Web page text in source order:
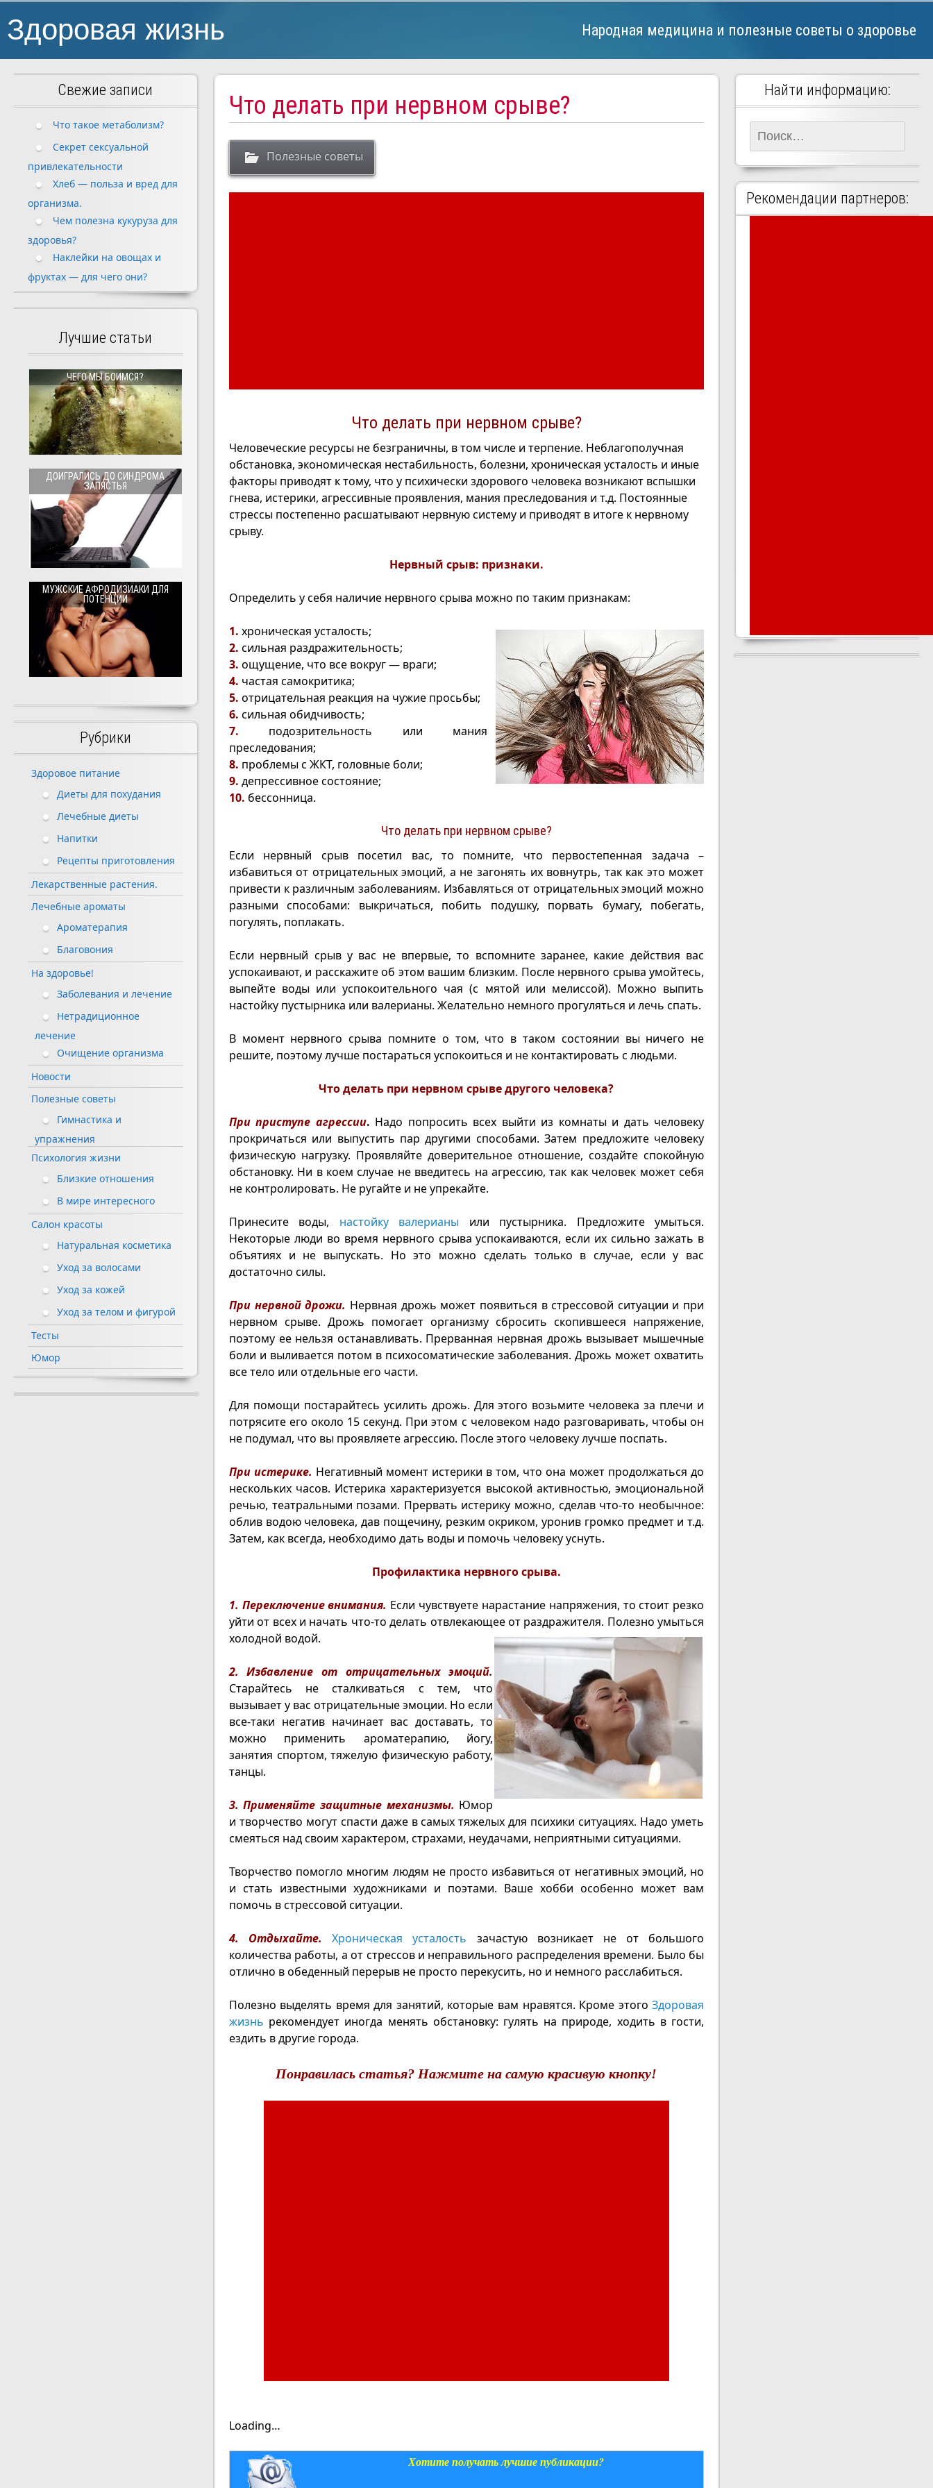
Здоровая жизнь Народная медицина и полезные советы о здоровье
Что делать при нервном срыве?
Полезные советы
Что делать при нервном срыве?
Человеческие ресурсы не безграничны, в том числе и терпение. Неблагополучная
обстановка, экономическая нестабильность, болезни, хроническая усталость и иные
факторы приводят к тому, что у психически здорового человека возникают вспышки
гнева, истерики, агрессивные проявления, мания преследования и т.д. Постоянные
стрессы постепенно расшатывают нервную систему и приводят в итоге к нервному
срыву.
Нервный срыв: признаки.
Определить у себя наличие нервного срыва можно по таким признакам:
1. хроническая усталость;
2. сильная раздражительность;
3. ощущение, что все вокруг — враги;
4. частая самокритика;
5. отрицательная реакция на чужие просьбы;
6. сильная обидчивость;
7. подозрительность или мания
преследования;
8. проблемы с ЖКТ, головные боли;
9. депрессивное состояние;
10. бессонница.
Что делать при нервном срыве?
Если нервный срыв посетил вас, то помните, что первостепенная задача –
избавиться от отрицательных эмоций, а не загонять их вовнутрь, так как это может
привести к различным заболеваниям. Избавляться от отрицательных эмоций можно
разными способами: выкричаться, побить подушку, порвать бумагу, побегать,
погулять, поплакать.
Если нервный срыв у вас не впервые, то вспомните заранее, какие действия вас
успокаивают, и расскажите об этом вашим близким. После нервного срыва умойтесь,
выпейте воды или успокоительного чая (с мятой или мелиссой). Можно выпить
настойку пустырника или валерианы. Желательно немного прогуляться и лечь спать.
В момент нервного срыва помните о том, что в таком состоянии вы ничего не
решите, поэтому лучше постараться успокоиться и не контактировать с людьми.
Что делать при нервном срыве другого человека?
При приступе агрессии. Надо попросить всех выйти из комнаты и дать человеку
прокричаться или выпустить пар другими способами. Затем предложите человеку
физическую нагрузку. Проявляйте доверительное отношение, создайте спокойную
обстановку. Ни в коем случае не введитесь на агрессию, так как человек может себя
не контролировать. Не ругайте и не упрекайте.
Принесите воды, настойку валерианы или пустырника. Предложите умыться.
Некоторые люди во время нервного срыва успокаиваются, если их сильно зажать в
объятиях и не выпускать. Но это можно сделать только в случае, если у вас
достаточно силы.
При нервной дрожи. Нервная дрожь может появиться в стрессовой ситуации и при
нервном срыве. Дрожь помогает организму сбросить скопившееся напряжение,
поэтому ее нельзя останавливать. Прерванная нервная дрожь вызывает мышечные
боли и выливается потом в психосоматические заболевания. Дрожь может охватить
все тело или отдельные его части.
Для помощи постарайтесь усилить дрожь. Для этого возьмите человека за плечи и
потрясите его около 15 секунд. При этом с человеком надо разговаривать, чтобы он
не подумал, что вы проявляете агрессию. После этого человеку лучше поспать.
При истерике. Негативный момент истерики в том, что она может продолжаться до
нескольких часов. Истерика характеризуется высокой активностью, эмоциональной
речью, театральными позами. Прервать истерику можно, сделав что-то необычное:
облив водою человека, дав пощечину, резким окриком, уронив громко предмет и т.д.
Затем, как всегда, необходимо дать воды и помочь человеку уснуть.
Профилактика нервного срыва.
1. Переключение внимания. Если чувствуете нарастание напряжения, то стоит резко
уйти от всех и начать что-то делать отвлекающее от раздражителя. Полезно умыться
холодной водой.
2. Избавление от отрицательных эмоций.
Старайтесь не сталкиваться с тем, что
вызывает у вас отрицательные эмоции. Но если
все-таки негатив начинает вас доставать, то
можно применить ароматерапию, йогу,
занятия спортом, тяжелую физическую работу,
танцы.
3. Применяйте защитные механизмы. Юмор
и творчество могут спасти даже в самых тяжелых для психики ситуациях. Надо уметь
смеяться над своим характером, страхами, неудачами, неприятными ситуациями.
Творчество помогло многим людям не просто избавиться от негативных эмоций, но
и стать известными художниками и поэтами. Ваше хобби особенно может вам
помочь в стрессовой ситуации.
4. Отдыхайте. Хроническая усталость зачастую возникает не от большого
количества работы, а от стрессов и неправильного распределения времени. Было бы
отлично в обеденный перерыв не просто перекусить, но и немного расслабиться.
Полезно выделять время для занятий, которые вам нравятся. Кроме этогоЗдоровая
жизнь рекомендует иногда менять обстановку: гулять на природе, ходить в гости,
ездить в другие города.
Понравилась статья? Нажмите на самую красивую кнопку!
Loading…
Хотите получать лучшие публикации?
Свежие записи
Что такое метаболизм?
Секрет сексуальной
привлекательности
Хлеб — польза и вред для
организма.
Чем полезна кукуруза для
здоровья?
Наклейки на овощах и
фруктах — для чего они?
Лучшие статьи
ЧЕГО МЫ БОИМСЯ?
ДОИГРАЛИСЬ ДО СИНДРОМА
ЗАПЯСТЬЯ
МУЖСКИЕ АФРОДИЗИАКИ ДЛЯ
ПОТЕНЦИИ
Рубрики
Здоровое питание
Диеты для похудания
Лечебные диеты
Напитки
Рецепты приготовления
Лекарственные растения.
Лечебные ароматы
Ароматерапия
Благовония
На здоровье!
Заболевания и лечение
Нетрадиционное
лечение
Очищение организма
Новости
Полезные советы
Гимнастика и
упражнения
Психология жизни
Близкие отношения
В мире интересного
Салон красоты
Натуральная косметика
Уход за волосами
Уход за кожей
Уход за телом и фигурой
Тесты
Юмор
Найти информацию:
Рекомендации партнеров: